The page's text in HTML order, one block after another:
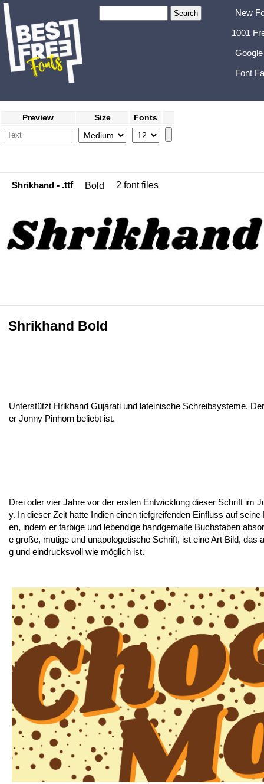
New
1001
Font
Preview Size Fonts
Shrikhand - .ttf Bold 2 font files
Shrikhand Bold
Unterstützt Hrikhand Gujarati und lateinische Schreibsysteme.
er Jonny Pinhorn beliebt ist.
Drei oder vier Jahre vor der ersten Entwicklung dieser Schrift im
y. In dieser Zeit hatte Indien einen tiefgreifenden Einfluss auf
en, indem er farbige und lebendige handgemalte Buchstaben
e große, mutige und unapologetische Schrift, ist eine Art Bild,
g und eindrucksvoll wie möglich ist.